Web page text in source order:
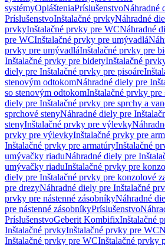
systémyOplášteniaPríslušenstvoNáhradné
PríslušenstvoInštalačné prvkyNáhradné
prvkyInštalačné prvky pre WCNáhradné
pre WCInštalačné prvky pre umývadlá
prvky pre umývadláInštalačné prvky pre
Inštalačné prvky pre bidetyInštalačné
diely pre Inštalačné prvky pre pisoáre
stenovým odtokomNáhradné diely pre
so stenovým odtokomInštalačné prvky pre
diely pre Inštalačné prvky pre sprchy a
sprchové stenyNáhradné diely pre
stenyInštalačné prvky pre výlevky
prvky pre výlevkyInštalačné prvky pre
Inštalačné prvky pre armatúryInštalačné
umývačky riaduNáhradné diely pre
umývačky riaduInštalačné prvky pre
diely pre Inštalačné prvky pre konzolové
pre drezyNáhradné diely pre Inštalačné
prvky pre nástenné zásobníkyNáhradné
pre nástenné zásobníkyPríslušenstvo
PríslušenstvoGeberit KombifixInštalačné
Inštalačné prvkyInštalačné prvky pre WC
Inštalačné prvky pre WCInštalačné prvky